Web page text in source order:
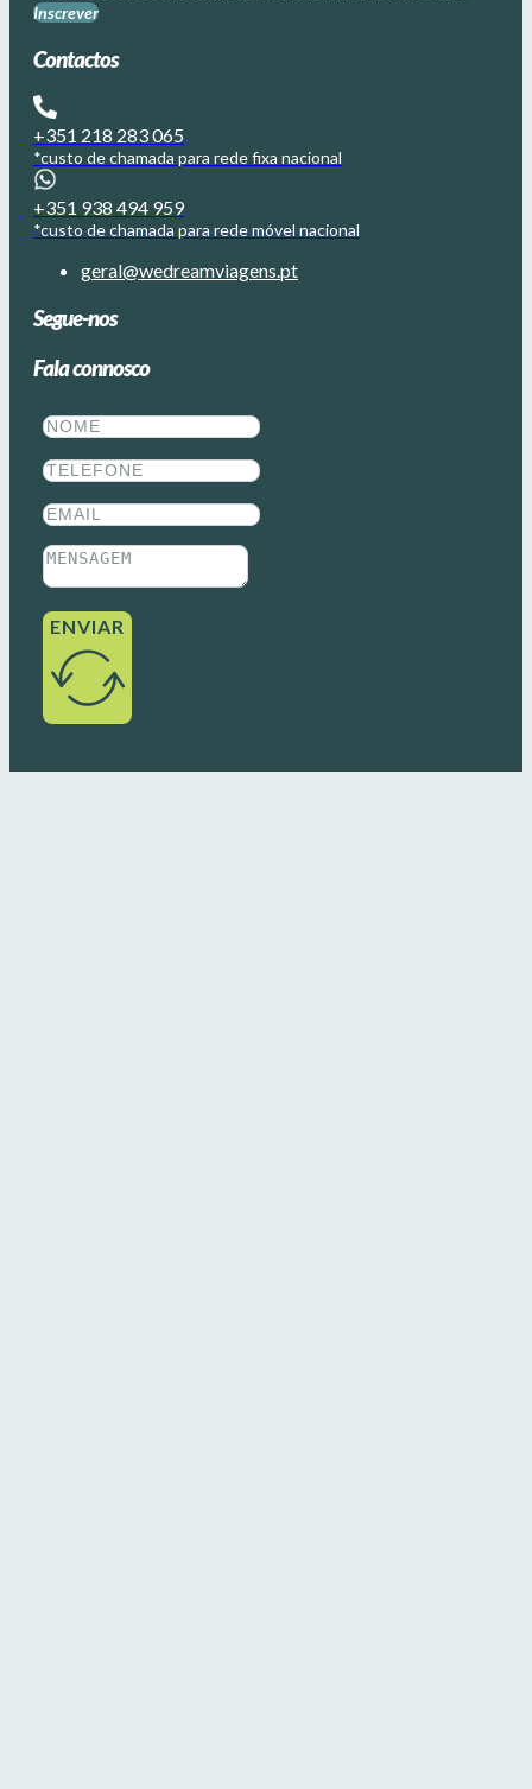
Inscrever
Contactos
+351 218 283 065
*custo de chamada para rede fixa nacional
+351 938 494 959
*custo de chamada para rede móvel nacional
geral@wedreamviagens.pt
Segue-nos
Fala connosco
ENVIAR